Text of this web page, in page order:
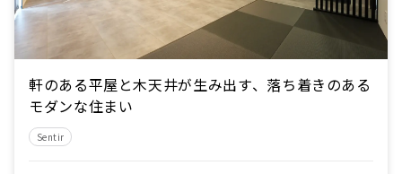
軒のある平屋と木天井が生み出す、落ち着きのある
モダンな住まい
Sentir